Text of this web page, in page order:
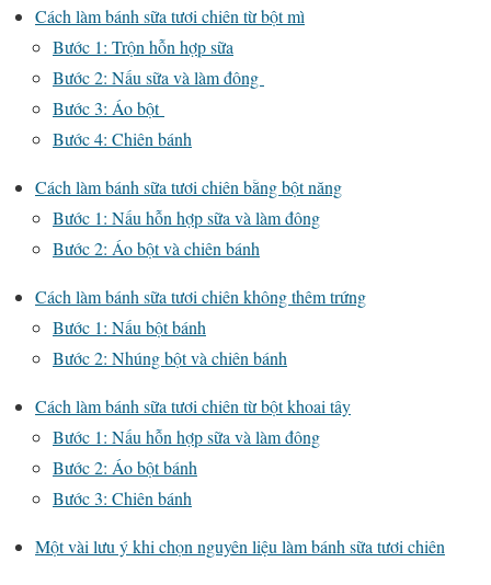
Cách làm bánh sữa tươi chiên từ bột mì
Bước 1: Trộn hỗn hợp sữa
Bước 2: Nấu sữa và làm đông
Bước 3: Áo bột
Bước 4: Chiên bánh
Cách làm bánh sữa tươi chiên bằng bột năng
Bước 1: Nấu hỗn hợp sữa và làm đông
Bước 2: Áo bột và chiên bánh
Cách làm bánh sữa tươi chiên không thêm trứng
Bước 1: Nấu bột bánh
Bước 2: Nhúng bột và chiên bánh
Cách làm bánh sữa tươi chiên từ bột khoai tây
Bước 1: Nấu hỗn hợp sữa và làm đông
Bước 2: Áo bột bánh
Bước 3: Chiên bánh
Một vài lưu ý khi chọn nguyên liệu làm bánh sữa tươi chiên